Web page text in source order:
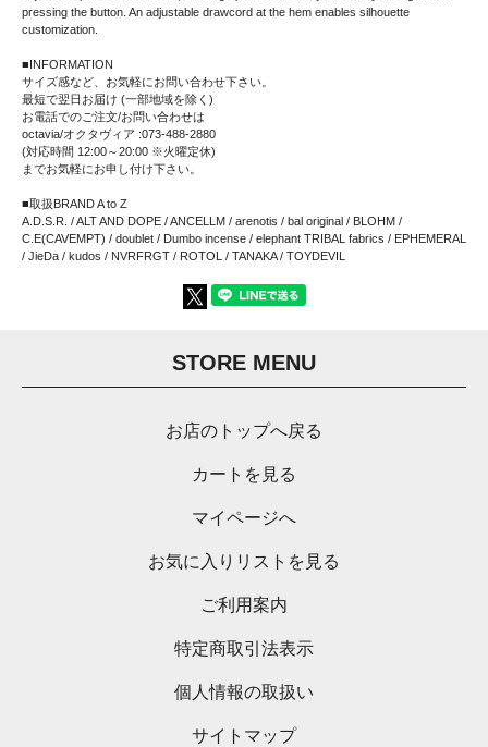
pressing the button. An adjustable drawcord at the hem enables silhouette
customization.
■INFORMATION
サイズ感など、お気軽にお問い合わせ下さい。
最短で翌日お届け (一部地域を除く)
お電話でのご注文/お問い合わせは
octavia/オクタヴィア :073-488-2880
(対応時間 12:00～20:00 ※火曜定休)
までお気軽にお申し付け下さい。
■取扱BRAND A to Z
A.D.S.R. / ALT AND DOPE / ANCELLM / arenotis / bal original / BLOHM /
C.E(CAVEMPT) / doublet / Dumbo incense / elephant TRIBAL fabrics / EPHEMERAL
/ JieDa / kudos / NVRFRGT / ROTOL / TANAKA / TOYDEVIL
STORE MENU
お店のトップへ戻る
カートを見る
マイページへ
お気に入りリストを見る
ご利用案内
特定商取引法表示
個人情報の取扱い
サイトマップ